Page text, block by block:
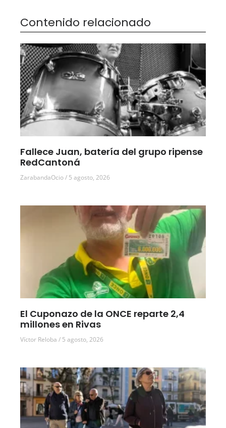
Contenido relacionado
Fallece Juan, batería del grupo ripense
RedCantoná
ZarabandaOcio 5 agosto, 2026
El Cuponazo de la ONCE reparte 2,4
millones en Rivas
Víctor Reloba 5 agosto, 2026